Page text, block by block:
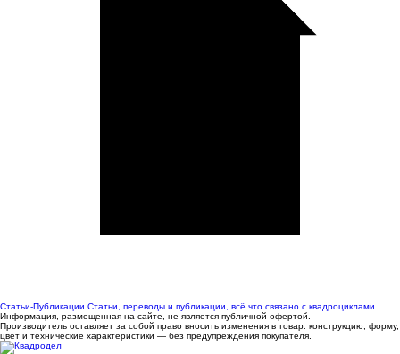
Статьи-Публикации Статьи, переводы и публикации, всё что связано с квадроциклами
Информация, размещенная на сайте, не является публичной офертой.
Производитель оставляет за собой право вносить изменения в товар: конструкцию, форму,
цвет и технические характеристики — без предупреждения покупателя.